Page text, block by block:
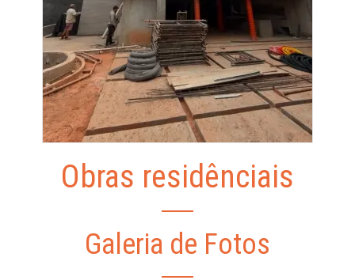
Obras residênciais
Galeria de Fotos